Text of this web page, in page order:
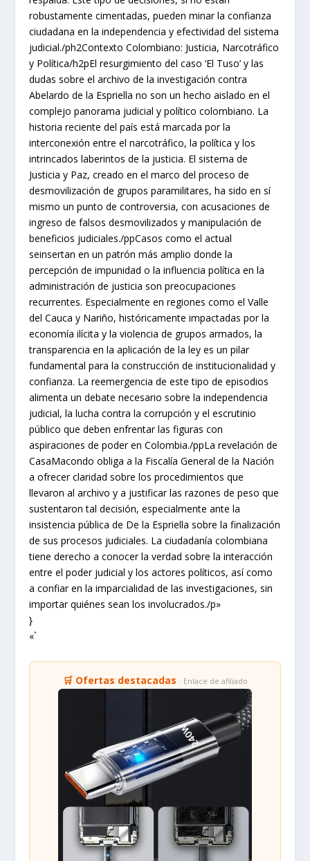
robustamente cimentadas, pueden minar la confianza
ciudadana en la independencia y efectividad del sistema
judicial./ph2Contexto Colombiano: Justicia, Narcotráfico
y Política/h2pEl resurgimiento del caso ‘El Tuso’ y las
dudas sobre el archivo de la investigación contra
Abelardo de la Espriella no son un hecho aislado en el
complejo panorama judicial y político colombiano. La
historia reciente del país está marcada por la
interconexión entre el narcotráfico, la política y los
intrincados laberintos de la justicia. El sistema de
Justicia y Paz, creado en el marco del proceso de
desmovilización de grupos paramilitares, ha sido en sí
mismo un punto de controversia, con acusaciones de
ingreso de falsos desmovilizados y manipulación de
beneficios judiciales./ppCasos como el actual
seinsertan en un patrón más amplio donde la
percepción de impunidad o la influencia política en la
administración de justicia son preocupaciones
recurrentes. Especialmente en regiones como el Valle
del Cauca y Nariño, históricamente impactadas por la
economía ilícita y la violencia de grupos armados, la
transparencia en la aplicación de la ley es un pilar
fundamental para la construcción de institucionalidad y
confianza. La reemergencia de este tipo de episodios
alimenta un debate necesario sobre la independencia
judicial, la lucha contra la corrupción y el escrutinio
público que deben enfrentar las figuras con
aspiraciones de poder en Colombia./ppLa revelación de
CasaMacondo obliga a la Fiscalía General de la Nación
a ofrecer claridad sobre los procedimientos que
llevaron al archivo y a justificar las razones de peso que
sustentaron tal decisión, especialmente ante la
insistencia pública de De la Espriella sobre la finalización
de sus procesos judiciales. La ciudadanía colombiana
tiene derecho a conocer la verdad sobre la interacción
entre el poder judicial y los actores políticos, así como
a confiar en la imparcialidad de las investigaciones, sin
importar quiénes sean los involucrados./p»
}
«`
🛒 Ofertas destacadas · Enlace de afiliado